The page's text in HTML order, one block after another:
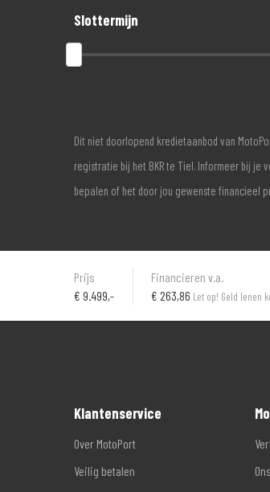
Slottermijn
Dit niet doorlopend kredietaanbod van
registratie bij het BKR te Tiel. Informeer bij je
bepalen of het door jou gewenste financieel
Prijs
€ 9.499,-
Financieren v.a.
€ 263,86 Let op! Geld lenen
Klantenservice
Over MotoPort
Veilig betalen